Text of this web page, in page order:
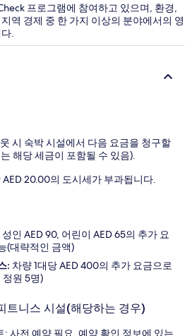
프로그램에 참여하고 있으며, 환경,
역 경제 중 한 가지 이상의 분야에서의 영
.
시 숙박 시설에서 다음 요금을 청구할
해당 세금이 포함될 수 있음).
AED 20.00의 도시세가 부과됩니다.
성인 AED 90, 어린이 AED 65의 추가 요
(대략적인 금액)
: 차량 1대당 AED 400의 추가 요금으로
정원 5명)
트니스 시설(해당하는 경우)
: 사전 예약 필요, 예약 확인 정보에 있는